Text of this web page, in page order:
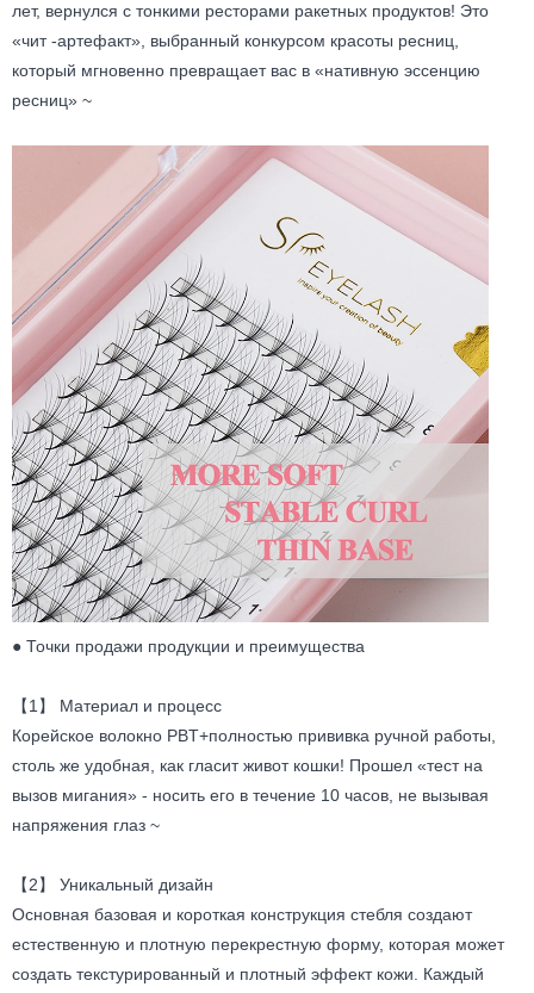
лет, вернулся с тонкими ресторами ракетных продуктов! Это
«чит -артефакт», выбранный конкурсом красоты ресниц,
который мгновенно превращает вас в «нативную эссенцию
ресниц» ~
● Точки продажи продукции и преимущества
【1】 Материал и процесс
Корейское волокно PBT+полностью прививка ручной работы,
столь же удобная, как гласит живот кошки! Прошел «тест на
вызов мигания» - носить его в течение 10 часов, не вызывая
напряжения глаз ~
【2】 Уникальный дизайн
Основная базовая и короткая конструкция стебля создают
естественную и плотную перекрестную форму, которая может
создать текстурированный и плотный эффект кожи. Каждый